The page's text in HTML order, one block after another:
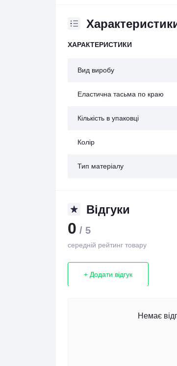
ХАРАКТЕРИСТИКИ
Вид виробу
Еластична тасьма по краю
Кількість в упаковці
Колір
Тип матеріалу
Відгуки
0 / 5
середній рейтинг товару
+ Додати відгук
Немає